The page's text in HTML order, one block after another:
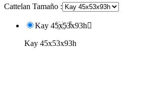
Cattelan Tamaño :
Kay 45x53x93h
Kay 45x53x93h